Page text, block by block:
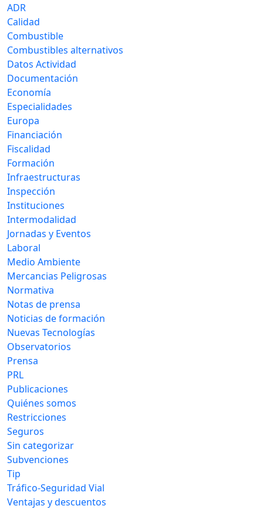
ADR
Calidad
Combustible
Combustibles alternativos
Datos Actividad
Documentación
Economía
Especialidades
Europa
Financiación
Fiscalidad
Formación
Infraestructuras
Inspección
Instituciones
Intermodalidad
Jornadas y Eventos
Laboral
Medio Ambiente
Mercancias Peligrosas
Normativa
Notas de prensa
Noticias de formación
Nuevas Tecnologías
Observatorios
Prensa
PRL
Publicaciones
Quiénes somos
Restricciones
Seguros
Sin categorizar
Subvenciones
Tip
Tráfico-Seguridad Vial
Ventajas y descuentos